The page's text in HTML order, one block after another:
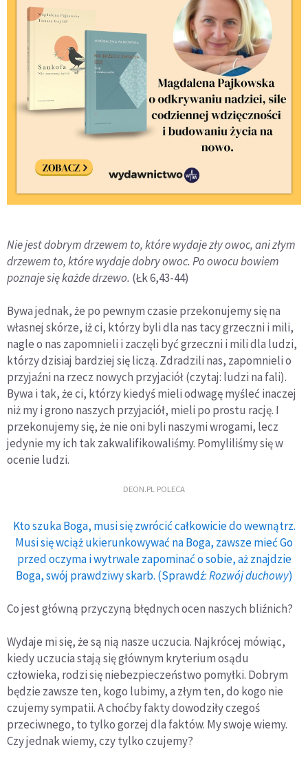
Nie jest dobrym drzewem to, które wydaje zły owoc, ani złym
drzewem to, które wydaje dobry owoc. Po owocu bowiem
poznaje się każde drzewo. (Łk 6,43-44)
Bywa jednak, że po pewnym czasie przekonujemy się na
własnej skórze, iż ci, którzy byli dla nas tacy grzeczni i mili,
nagle o nas zapomnieli i zaczęli być grzeczni i mili dla ludzi,
którzy dzisiaj bardziej się liczą. Zdradzili nas, zapomnieli o
przyjaźni na rzecz nowych przyjaciół (czytaj: ludzi na fali).
Bywa i tak, że ci, którzy kiedyś mieli odwagę myśleć inaczej
niż my i grono naszych przyjaciół, mieli po prostu rację. I
przekonujemy się, że nie oni byli naszymi wrogami, lecz
jedynie my ich tak zakwalifikowaliśmy. Pomyliliśmy się w
ocenie ludzi.
DEON.PL POLECA
Kto szuka Boga, musi się zwrócić całkowicie do wewnątrz.
Musi się wciąż ukierunkowywać na Boga, zawsze mieć Go
przed oczyma i wytrwale zapominać o sobie, aż znajdzie
Boga, swój prawdziwy skarb. (Sprawdź:Rozwój duchowy)
Co jest główną przyczyną błędnych ocen naszych bliźnich?
Wydaje mi się, że są nią nasze uczucia. Najkrócej mówiąc,
kiedy uczucia stają się głównym kryterium osądu
człowieka, rodzi się niebezpieczeństwo pomyłki. Dobrym
będzie zawsze ten, kogo lubimy, a złym ten, do kogo nie
czujemy sympatii. A choćby fakty dowodziły czegoś
przeciwnego, to tylko gorzej dla faktów. My swoje wiemy.
Czy jednak wiemy, czy tylko czujemy?